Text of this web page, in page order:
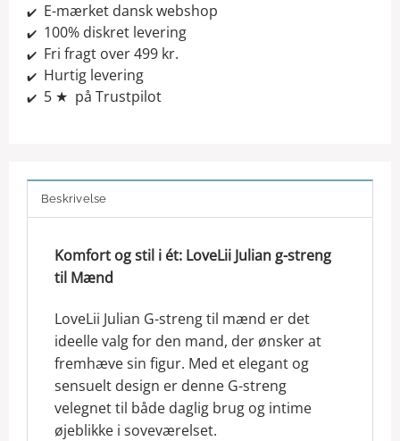
✔️E-mærket dansk webshop
✔️100% diskret levering
✔️Fri fragt over 499 kr.
✔️Hurtig levering
✔️5 ★ på Trustpilot
Beskrivelse
Komfort og stil i ét: LoveLii Julian g-streng
til Mænd
LoveLii Julian G-streng til mænd er det
ideelle valg for den mand, der ønsker at
fremhæve sin figur. Med et elegant og
sensuelt design er denne G-streng
velegnet til både daglig brug og intime
øjeblikke i soveværelset.